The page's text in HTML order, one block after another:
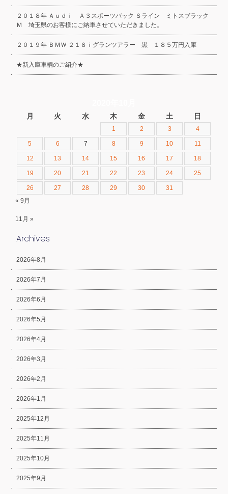
２０１８年 Ａｕｄｉ Ａ３スポーツバック Ｓライン ミトスブラック
Ｍ 埼玉県のお客様にご納車させていただきました。
２０１９年 ＢＭＷ ２１８ｉグランツアラー 黒 １８５万円入庫
★新入庫車輌のご紹介★
月 火 水 木 金 土 日
1 2 3 4
5 6 7 8 9 10 11
12 13 14 15 16 17 18
19 20 21 22 23 24 25
26 27 28 29 30
31
« 9月
11月 »
Archives
2026年8月
2026年7月
2026年6月
2026年5月
2026年4月
2026年3月
2026年2月
2026年1月
2025年12月
2025年11月
2025年10月
2025年9月